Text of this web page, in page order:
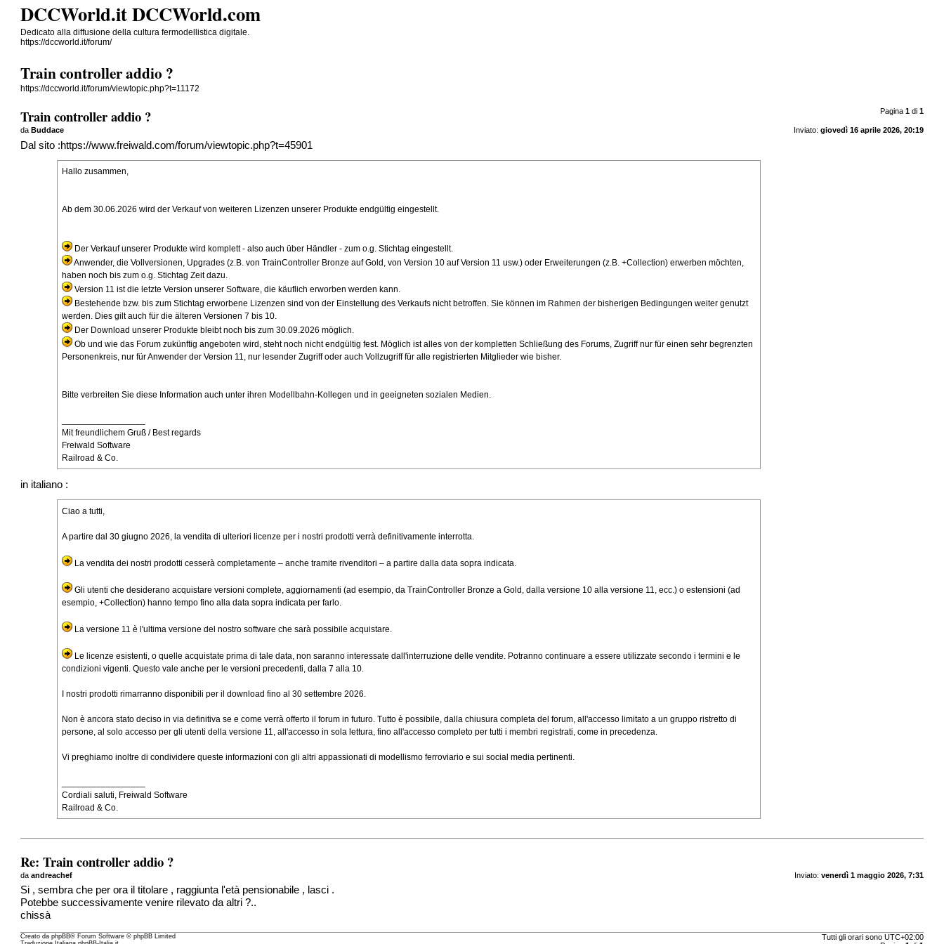
DCCWorld.it DCCWorld.com
Dedicato alla diffusione della cultura fermodellistica digitale.
https://dccworld.it/forum/
Train controller addio ?
https://dccworld.it/forum/viewtopic.php?t=11172
Pagina 1di 1
Train controller addio ?
Inviato: giovedì 16 aprile 2026, 20:19
daBuddace
Dal sito :https://www.freiwald.com/forum/viewtopic.php?t=45901
Hallo zusammen,
Ab dem 30.06.2026 wird der Verkauf von weiteren Lizenzen unserer Produkte endgültig eingestellt.
Der Verkauf unserer Produkte wird komplett - also auch über Händler - zum o.g. Stichtag eingestellt.
Anwender, die Vollversionen, Upgrades (z.B. von TrainController Bronze auf Gold, von Version 10 auf Version 11 usw.) oder Erweiterungen (z.B. +Collection) erwerben möchten,
haben noch bis zum o.g. Stichtag Zeit dazu.
Version 11 ist die letzte Version unserer Software, die käuflich erworben werden kann.
Bestehende bzw. bis zum Stichtag erworbene Lizenzen sind von der Einstellung des Verkaufs nicht betroffen. Sie können im Rahmen der bisherigen Bedingungen weiter genutzt
werden. Dies gilt auch für die älteren Versionen 7 bis 10.
Der Download unserer Produkte bleibt noch bis zum 30.09.2026 möglich.
Ob und wie das Forum zukünftig angeboten wird, steht noch nicht endgültig fest. Möglich ist alles von der kompletten Schließung des Forums, Zugriff nur für einen sehr begrenzten
Personenkreis, nur für Anwender der Version 11, nur lesender Zugriff oder auch Vollzugriff für alle registrierten Mitglieder wie bisher.
Bitte verbreiten Sie diese Information auch unter ihren Modellbahn-Kollegen und in geeigneten sozialen Medien.
Mit freundlichem Gruß / Best regards
Freiwald Software
Railroad & Co.
in italiano :
Ciao a tutti,
A partire dal 30 giugno 2026, la vendita di ulteriori licenze per i nostri prodotti verrà definitivamente interrotta.
La vendita dei nostri prodotti cesserà completamente – anche tramite rivenditori – a partire dalla data sopra indicata.
Gli utenti che desiderano acquistare versioni complete, aggiornamenti (ad esempio, da TrainController Bronze a Gold, dalla versione 10 alla versione 11, ecc.) o estensioni (ad
esempio, +Collection) hanno tempo fino alla data sopra indicata per farlo.
La versione 11 è l'ultima versione del nostro software che sarà possibile acquistare.
Le licenze esistenti, o quelle acquistate prima di tale data, non saranno interessate dall'interruzione delle vendite. Potranno continuare a essere utilizzate secondo i termini e le
condizioni vigenti. Questo vale anche per le versioni precedenti, dalla 7 alla 10.
I nostri prodotti rimarranno disponibili per il download fino al 30 settembre 2026.
Non è ancora stato deciso in via definitiva se e come verrà offerto il forum in futuro. Tutto è possibile, dalla chiusura completa del forum, all'accesso limitato a un gruppo ristretto di
persone, al solo accesso per gli utenti della versione 11, all'accesso in sola lettura, fino all'accesso completo per tutti i membri registrati, come in precedenza.
Vi preghiamo inoltre di condividere queste informazioni con gli altri appassionati di modellismo ferroviario e sui social media pertinenti.
Cordiali saluti, Freiwald Software
Railroad & Co.
Re: Train controller addio ?
Inviato: venerdì 1 maggio 2026, 7:31
daandreachef
Si , sembra che per ora il titolare , raggiunta l'età pensionabile , lasci .
Potebbe successivamente venire rilevato da altri ?..
chissà
Tutti gli orari sono UTC+02:00
Creato daphpBB® Forum Software © phpBB Limited